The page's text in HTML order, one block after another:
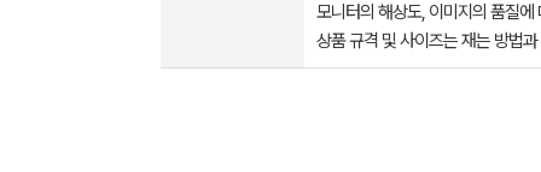
모니터의 해상도, 이미지의 품질
상품 규격 및 사이즈는 재는 방법